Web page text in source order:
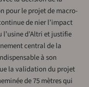
pour le projet de macro-
de nier l’impact
d’Altri et justifie
central de la
à son
la validation du projet
de 75 mètres qui